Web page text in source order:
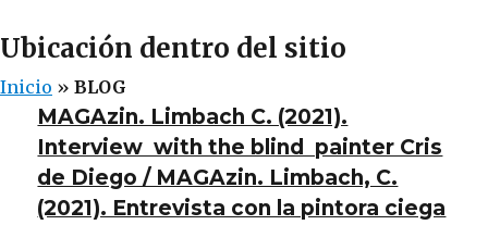
Ubicación dentro del sitio
Inicio » BLOG
BLOGMAGAzin. Limbach C. (2021).
Interview with the blind painter Cris
de Diego / MAGAzin. Limbach, C.
(2021). Entrevista con la pintora ciega